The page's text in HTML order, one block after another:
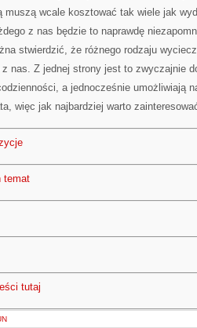
muszą wcale kosztować tak wiele jak
z nas będzie to naprawdę
stwierdzić, że różnego rodzaju
z nas. Z jednej strony jest to zwyczajnie
a jednocześnie umożliwiają
więc jak najbardziej warto
temat
tutaj